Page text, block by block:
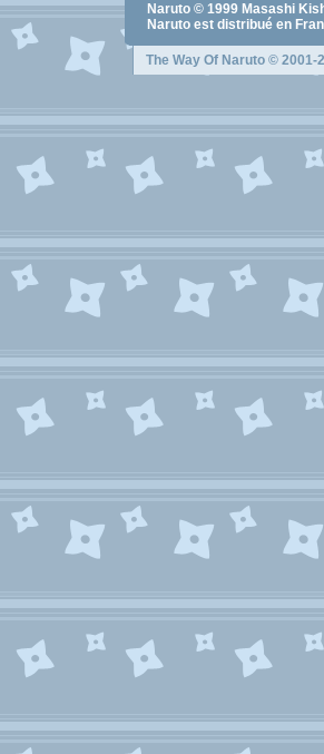
Naruto © 1999 Masashi
Naruto est distribué en
The Way Of Naruto © 2001-